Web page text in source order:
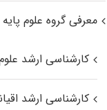
معرفی گروه علوم
کارشناسی ارشد
کارشناسی ارشد